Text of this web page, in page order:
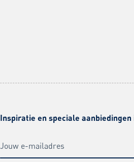
Inspiratie en speciale aanbiedingen